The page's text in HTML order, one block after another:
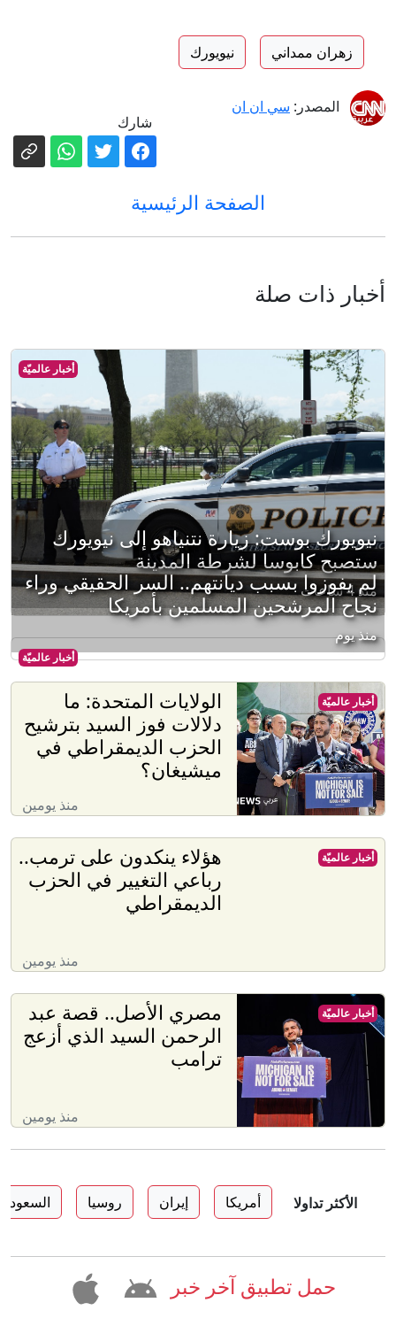
زهران ممداني نيويورك
المصدر: سي ان ان
شارك
الصفحة الرئيسية
أخبار ذات صلة
أخبار عالميّة
نيويورك بوست: زيارة نتنياهو إلى نيويورك
ستصبح كابوسا لشرطة المدينة
منذ 4 ساعات
أخبار عالميّة
لم يفوزوا بسبب ديانتهم.. السر الحقيقي وراء
نجاح المرشحين المسلمين بأمريكا
منذ يوم
الولايات المتحدة: ما
دلالات فوز السيد بترشيح
الحزب الديمقراطي في
ميشيغان؟
منذ يومين
أخبار عالميّة
هؤلاء ينكدون على ترمب..
رباعي التغيير في الحزب
الديمقراطي
منذ يومين
أخبار عالميّة
مصري الأصل.. قصة عبد
الرحمن السيد الذي أزعج
ترامب
منذ يومين
أخبار عالميّة
الأكثر تداولا أمريكا إيران روسيا
حمل تطبيق آخر خبر